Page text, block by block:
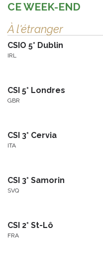
CE WEEK-END
À l'étranger
CSIO 5* Dublin
IRL
CSI 5* Londres
GBR
CSI 3* Cervia
ITA
CSI 3* Samorin
SVQ
CSI 2* St-Lô
FRA